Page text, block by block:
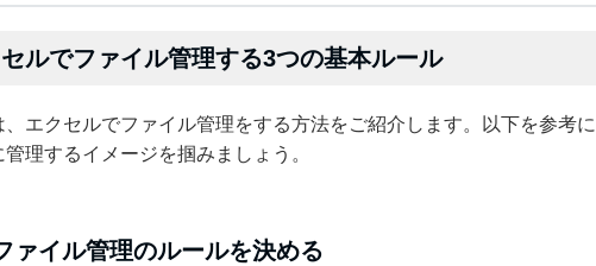
ルでファイル管理する3つの基本ルール
、エクセルでファイル管理をする方法をご紹介します。以下を参考
管理するイメージを掴みましょう。
ァイル管理のルールを決める